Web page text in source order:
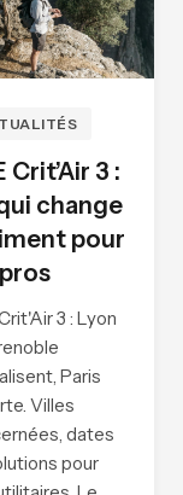
Crit’Air 3 :
change
pour
3 : Lyon
Paris
Villes
dates
pour